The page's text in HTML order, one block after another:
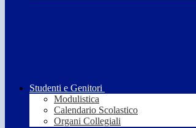
Studenti e Genitori
Modulistica
Calendario Scolastico
Organi Collegiali